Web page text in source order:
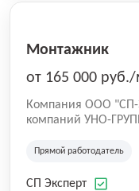
Монтажник
от 165 000
Компания ООО "СП-
компаний УНО-
работаем на рынке
зданий из
Прямой работодатель
СП Эксперт